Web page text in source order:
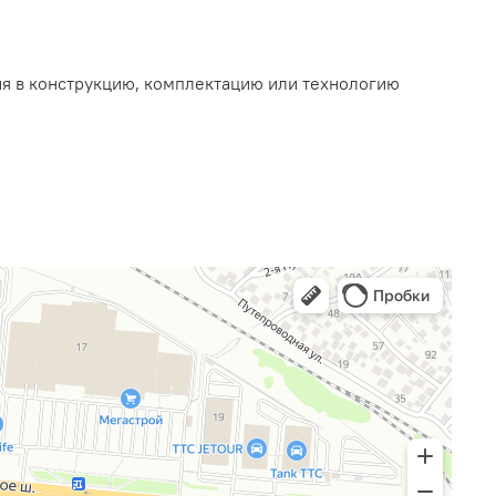
в конструкцию, комплектацию или технологию